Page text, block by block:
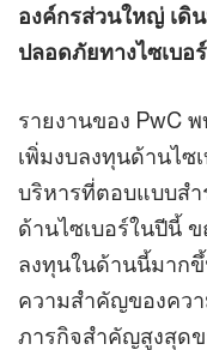
องค์กรส่วนใหญ่ เดิ
ปลอดภัยทางไซเบอร์
รายงานของ PwC
เพิ่มงบลงทุนด้านไซ
บริหารที่ตอบแบบสำ
ด้านไซเบอร์ในปีนี้
ลงทุนในด้านนี้มาก
ความสำคัญของคว
ภารกิจสำคัญสูงสุดข